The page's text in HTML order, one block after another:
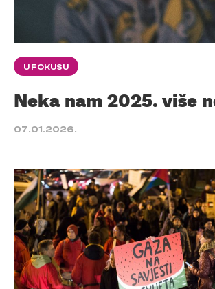
U FOKUSU
Neka nam 2025. više
07.01.2026.